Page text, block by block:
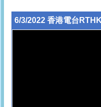
6/3/2022 香港電台